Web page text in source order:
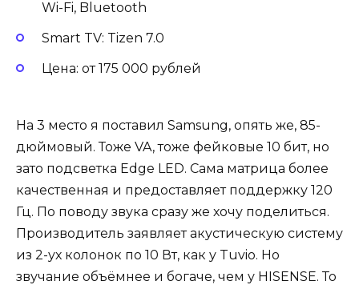
Wi-Fi, Bluetooth
Smart TV: Tizen 7.0
Цена: от 175 000 рублей
На 3 место я поставил Samsung, опять же, 85-
дюймовый. Тоже VA, тоже фейковые 10 бит, но
зато подсветка Edge LED. Сама матрица более
качественная и предоставляет поддержку 120
Гц. По поводу звука сразу же хочу поделиться.
Производитель заявляет акустическую систему
из 2-ух колонок по 10 Вт, как у Tuvio. Но
звучание объёмнее и богаче, чем у HISENSE. То